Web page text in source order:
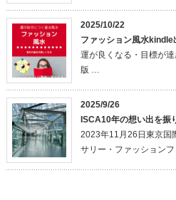
2025/10/22
ファッション風水kindle
運が良くなる・目標が
版 …
2025/9/26
ISCA10年の想い出を振
2023年11月26日東京国
サリー・ファッション